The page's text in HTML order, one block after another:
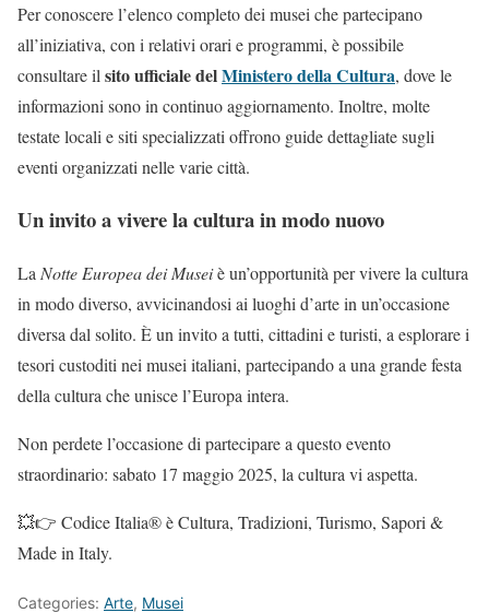
Per conoscere l’elenco completo dei musei che partecipano
all’iniziativa, con i relativi orari e programmi, è possibile
consultare il sito ufficiale delMinistero della Cultura, dove le
informazioni sono in continuo aggiornamento. Inoltre, molte
testate locali e siti specializzati offrono guide dettagliate sugli
eventi organizzati nelle varie città.
Un invito a vivere la cultura in modo nuovo
La Notte Europea dei Museiè un’opportunità per vivere la cultura
in modo diverso, avvicinandosi ai luoghi d’arte in un’occasione
diversa dal solito. È un invito a tutti, cittadini e turisti, a esplorare i
tesori custoditi nei musei italiani, partecipando a una grande festa
della cultura che unisce l’Europa intera.
Non perdete l’occasione di partecipare a questo evento
straordinario: sabato 17 maggio 2025, la cultura vi aspetta.
💥👉 Codice Italia® è Cultura, Tradizioni, Turismo, Sapori &
Made in Italy.
Categories: Arte, Musei